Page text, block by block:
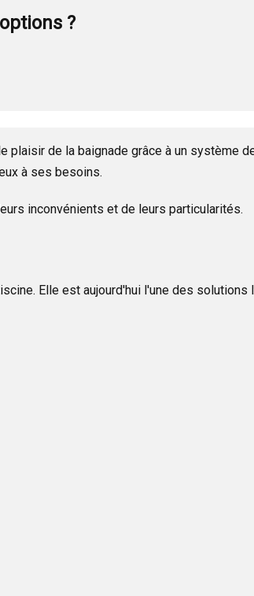
?
de la baignade grâce à un système
à ses besoins.
inconvénients et de leurs particularités.
Elle est aujourd'hui l'une des solutions